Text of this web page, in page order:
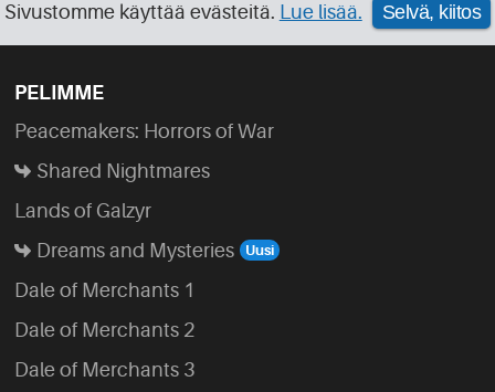
Sivustomme käyttää evästeitä. Lue lisää. Selvä, kiitos
PELIMME
Peacemakers: Horrors of War
Shared Nightmares
Lands of Galzyr
Dreams and Mysteries
Dale of Merchants 1
Dale of Merchants 2
Dale of Merchants 3